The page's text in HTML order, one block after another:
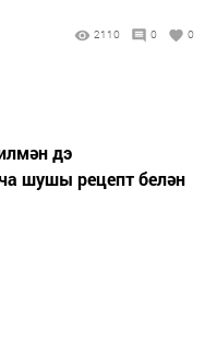
2110 0 0
дэ
шушы рецепт белән